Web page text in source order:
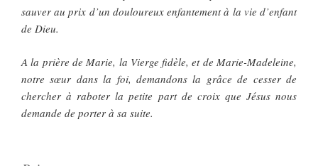
sauver au prix d’un douloureux enfantement à la vie d’enfant
de Dieu.
A la prière de Marie, la Vierge fidèle, et de Marie-Madeleine,
notre sœur dans la foi, demandons la grâce de cesser de
chercher à raboter la petite part de croix que Jésus nous
demande de porter à sa suite.